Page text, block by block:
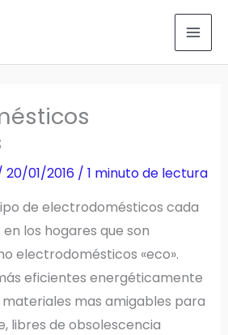
20/01/2016 / 1 minuto de lectura
de electrodomésticos cada
los hogares que son
electrodomésticos «eco».
eficientes energéticamente
mas amigables para
libres de obsolescencia